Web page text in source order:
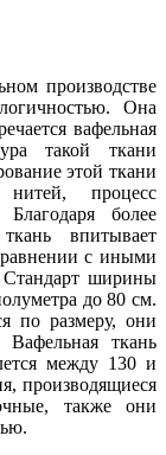
производстве
Она
вафельная
такой ткани
этой ткани
процесс
более
впитывает
с иными
Стандарт ширины
до 80 см.
по размеру, они
ткань
между 130 и
производящиеся
также они